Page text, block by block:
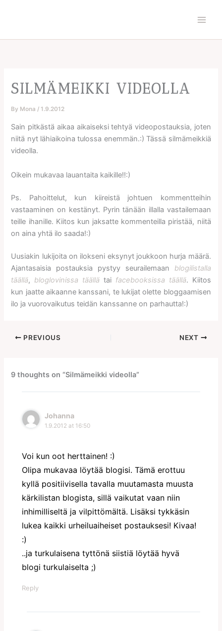
SILMÄMEIKKI VIDEOLLA
By Mona /1.9.2012
Sain pitkästä aikaa aikaiseksi tehtyä videopostauksia, joten
niitä nyt lähiaikoina tulossa enemmän.:) Tässä silmämeikkiä
videolla.
Oikein mukavaa lauantaita kaikille!!:)
Ps. Pahoittelut, kun kiireistä johtuen kommentteihin
vastaaminen on kestänyt. Pyrin tänään illalla vastailemaan
teille ihanille. Kiitos kun jaksatte kommenteilla piristää, niitä
on aina yhtä ilo saada!:)
Uusiakin lukijoita on ilokseni eksynyt joukkoon hurja määrä.
Ajantasaisia postauksia pystyy seurailemaan blogilistalla
täällä, bloglovinissa täällä tai facebooksissa täällä. Kiitos
kun jaatte aikaanne kanssani, te lukijat olette bloggaamisen
ilo ja vuorovaikutus teidän kanssanne on parhautta!:)
PREVIOUS NEXT
9 thoughts on “Silmämeikki videolla”
Johanna
1.9.2012 at 16:50
Voi kun oot herttainen! :)
Olipa mukavaa löytää blogisi. Tämä erottuu
kyllä positiivisella tavalla muutamasta muusta
kärkilistan blogista, sillä vaikutat vaan niin
inhimilliseltä ja vilpittömältä. Lisäksi tykkäsin
lukea kaikki urheiluaiheiset postauksesi! Kivaa!
:)
..ja turkulaisena tyttönä siistiä löytää hyvä
blogi turkulaiselta ;)
Reply